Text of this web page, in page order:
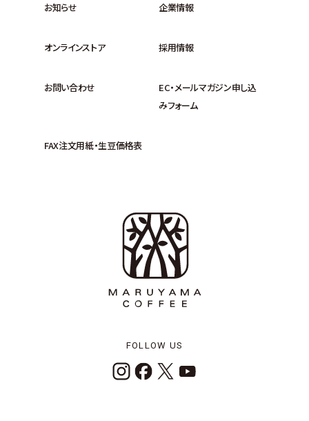
お知らせ 企業情報
オンラインストア 採用情報
お問い合わせ
EC・メールマガジン申し込
みフォーム
FAX注文用紙・生豆価格表
FOLLOW US